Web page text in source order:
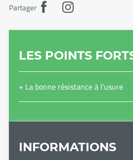
LES POINTS
+ La bonne résistance à l'usure
INFORMATIONS
Partager